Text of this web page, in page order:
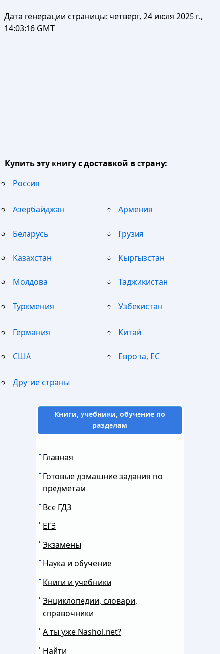
Дата генерации страницы: четверг, 24 июля 2025 г.,
14:03:16 GMT
Купить эту книгу с доставкой в страну:
Россия
Азербайджан Армения
Беларусь Грузия
Казахстан Кыргызстан
Молдова Таджикистан
Туркмения Узбекистан
Германия Китай
США Европа, ЕС
Другие страны
Книги, учебники, обучение по
разделам
Главная
Готовые домашние задания по
предметам
Все ГДЗ
ЕГЭ
Экзамены
Наука и обучение
Книги и учебники
Энциклопедии, словари,
справочники
А ты уже Nashol.net?
Найти